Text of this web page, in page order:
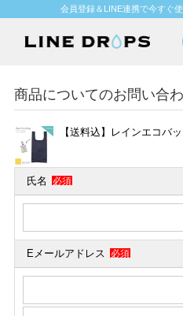
会員登録＆LINE連携で今すぐ
商品についてのお問い合
【送料込】レインエコバ
氏名 必須
Eメールアドレス 必須